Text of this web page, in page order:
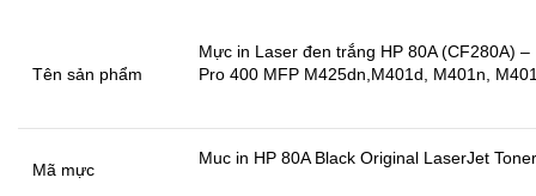
Tên sản phẩm
Mực in Laser đen trắng HP 80A (CF280A)
Pro 400 MFP M425dn,M401d, M401n,
Mã mực
Muc in HP 80A Black Original LaserJet